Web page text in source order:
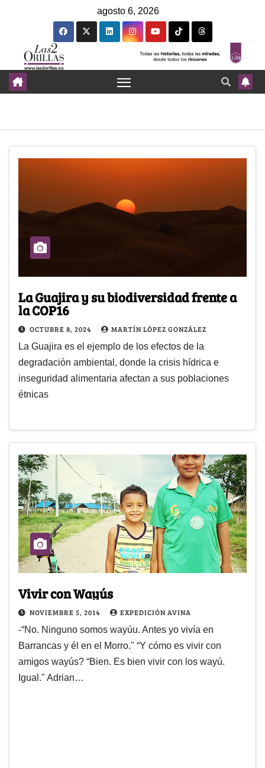
agosto 6, 2026
La Guajira y su biodiversidad frente a
la COP16
OCTUBRE 8, 2024 MARTÍN LÓPEZ GONZÁLEZ
La Guajira es el ejemplo de los efectos de la
degradación ambiental, donde la crisis hídrica e
inseguridad alimentaria afectan a sus poblaciones
étnicas
Vivir con Wayús
NOVIEMBRE 5, 2014 EXPEDICIÓN AVINA
-“No. Ninguno somos wayúu. Antes yo vivía en
Barrancas y él en el Morro." “Y cómo es vivir con
amigos wayús? “Bien. Es bien vivir con los wayú.
Igual." Adrian…